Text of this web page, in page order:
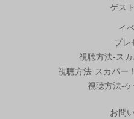
ゲス
イ
プレ
視聴方法-ス
視聴方法-スカパー
視聴方法-
お問